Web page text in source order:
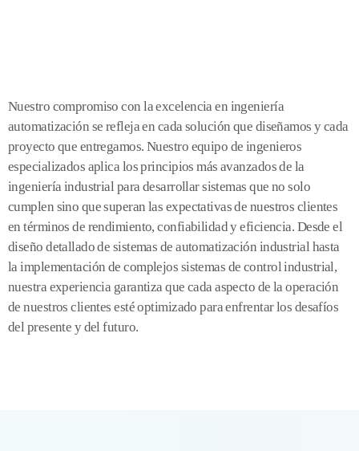
Nuestro compromiso con la excelencia en ingeniería
automatización se refleja en cada solución que diseñamos y cada
proyecto que entregamos. Nuestro equipo de ingenieros
especializados aplica los principios más avanzados de la
ingeniería industrial para desarrollar sistemas que no solo
cumplen sino que superan las expectativas de nuestros clientes
en términos de rendimiento, confiabilidad y eficiencia. Desde el
diseño detallado de sistemas de automatización industrial hasta
la implementación de complejos sistemas de control industrial,
nuestra experiencia garantiza que cada aspecto de la operación
de nuestros clientes esté optimizado para enfrentar los desafíos
del presente y del futuro.